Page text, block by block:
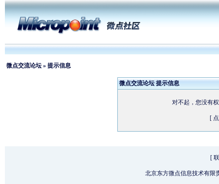
微点交流论坛 » 提示信息
微点交流论坛 提示信息
对不起，您没有
[
[
北京东方微点信息技术有限